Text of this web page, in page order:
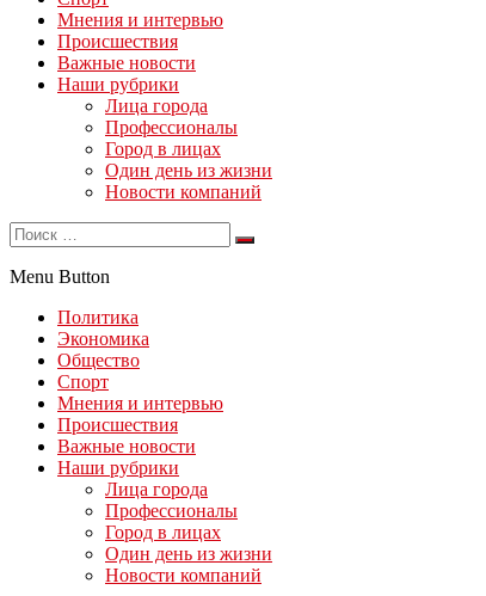
Мнения и интервью
Происшествия
Важные новости
Наши рубрики
Лица города
Профессионалы
Город в лицах
Один день из жизни
Новости компаний
Menu Button
Политика
Экономика
Общество
Спорт
Мнения и интервью
Происшествия
Важные новости
Наши рубрики
Лица города
Профессионалы
Город в лицах
Один день из жизни
Новости компаний